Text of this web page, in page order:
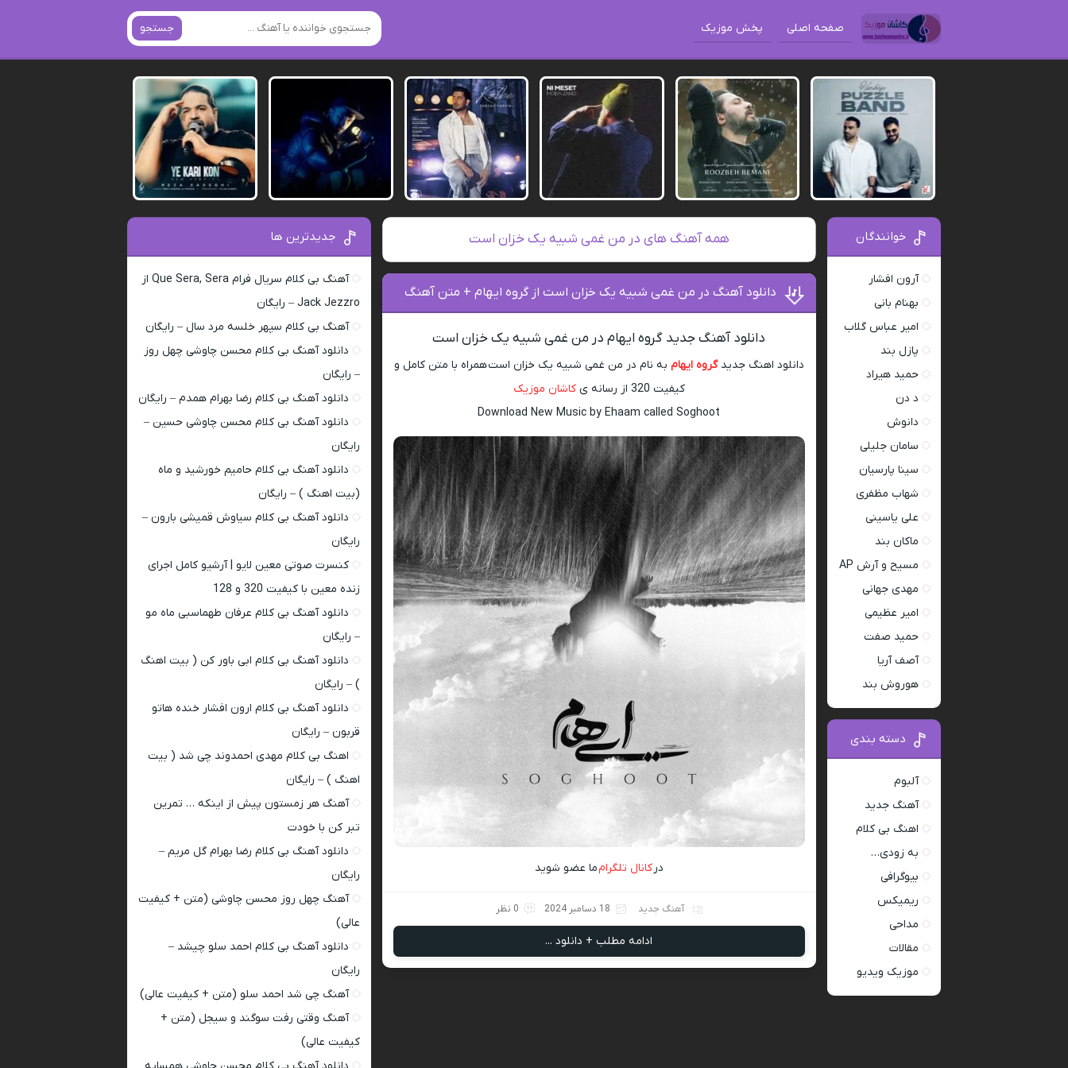
صفحه اصلی پخش موزیک جستجو
همه آهنگ های در من غمی شبیه یک خزان است
دانلود آهنگ در من غمی شبیه یک خزان است از گروه ایهام + متن آهنگ
دانلود آهنگ جدید گروه ایهام در من غمی شبیه یک خزان است
دانلود اهنگ جدیدگروه ایهام به نام در من غمی شبیه یک خزان است همراه با متن کامل و
کیفیت 320 از رسانه ی
کاشان موزیک
Download New Music by Ehaam called Soghoot
درکانال تلگرامما عضو شوید
آهنگ جدید 18 دسامبر 2024 0 نظر
ادامه مطلب + دانلود ...
خوانندگان
آرون افشار
بهنام بانی
امیر عباس گلاب
پازل بند
حمید هیراد
د دن
دانوش
سامان جلیلی
سینا پارسیان
شهاب مظفری
علی یاسینی
ماکان بند
مسیح و آرش AP
مهدی جهانی
امیر عظیمی
حمید صفت
آصف آریا
هوروش بند
دسته بندی
آلبوم
آهنگ جدید
اهنگ بی کلام
به زودی…
بیوگرافی
ریمیکس
مداحی
مقالات
موزیک ویدیو
جدیدترین ها
آهنگ بی کلام سریال فرام Que Sera, Sera از
Jack Jezzro – رایگان
آهنگ بی کلام سپهر خلسه مرد سال – رایگان
دانلود آهنگ بی کلام محسن چاوشی چهل روز
– رایگان
دانلود آهنگ بی کلام رضا بهرام همدم – رایگان
دانلود آهنگ بی کلام محسن چاوشی حسین –
رایگان
دانلود آهنگ بی کلام حامیم خورشید و ماه
(بیت اهنگ ) – رایگان
دانلود آهنگ بی کلام سیاوش قمیشی بارون –
رایگان
کنسرت صوتی معین لایو | آرشیو کامل اجرای
زنده معین با کیفیت 320 و 128
دانلود آهنگ بی کلام عرفان طهماسبی ماه مو
– رایگان
دانلود آهنگ بی کلام ابی باور کن ( بیت اهنگ
) – رایگان
دانلود آهنگ بی کلام ارون افشار خنده هاتو
قربون – رایگان
اهنگ بی کلام مهدی احمدوند چی شد ( بیت
اهنگ ) – رایگان
آهنگ هر زمستون پیش از اینکه … تمرین
تبر کن با خودت
دانلود آهنگ بی کلام رضا بهرام گل مریم –
رایگان
آهنگ چهل روز محسن چاوشی (متن + کیفیت
عالی)
دانلود آهنگ بی کلام احمد سلو چیشد –
رایگان
آهنگ چی شد احمد سلو (متن + کیفیت عالی)
آهنگ وقتی رفت سوگند و سیجل (متن +
کیفیت عالی)